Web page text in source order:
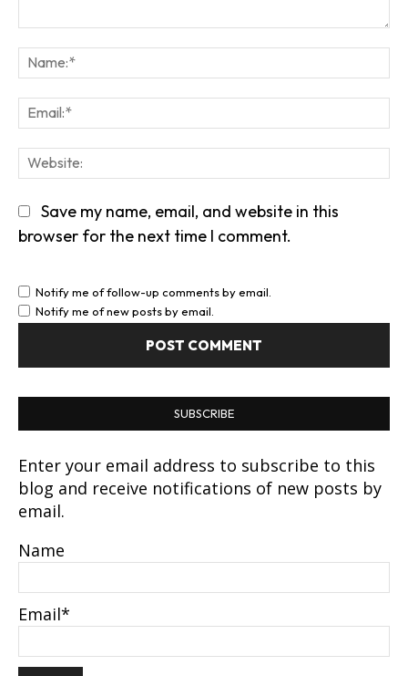
Save my name, email, and website in this
browser for the next time I comment.
Notify me of follow-up comments by email.
Notify me of new posts by email.
SUBSCRIBE
Enter your email address to subscribe to this
blog and receive notifications of new posts by
email.
Name
Email*